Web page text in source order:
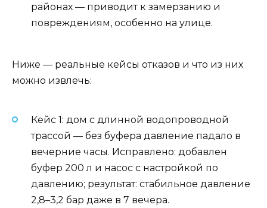
районах — приводит к замерзанию и
повреждениям, особенно на улице.
Ниже — реальные кейсы отказов и что из них
можно извлечь:
Кейс 1: дом с длинной водопроводной
трассой — без буфера давление падало в
вечерние часы. Исправлено: добавлен
буфер 200 л и насос с настройкой по
давлению; результат: стабильное давление
2,8–3,2 бар даже в 7 вечера.